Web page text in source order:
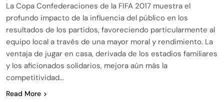
La Copa Confederaciones de la FIFA 2017 muestra el
profundo impacto de la influencia del público en los
resultados de los partidos, favoreciendo particularmente al
equipo local a través de una mayor moral y rendimiento. La
ventaja de jugar en casa, derivada de los estadios familiares
y los aficionados solidarios, mejora aún más la
competitividad…
Read More